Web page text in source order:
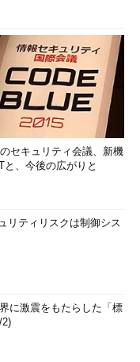
セキュリティ会議、新機
と、今後の広がりと
リティリスクは制御シス
に激震をもたらした「標
2)